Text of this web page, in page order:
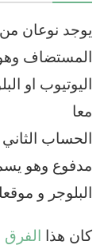
يوجد نوعان
المستضاف
اليوتيوب او
معا
الحساب
مدفوع وهو
البلوجر و
كان هذا